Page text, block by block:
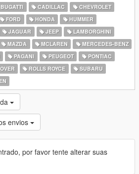
CADILLAC
CHEVROLET
FORD HONDA
HUMMER
JAGUAR JEEP
LAMBORGHINI
MAZDA MCLAREN
MERCEDES-BENZ
PAGANI PEUGEOT
PONTIAC
ROLLS ROYCE
SUBARU
envios
por favor tente alterar suas